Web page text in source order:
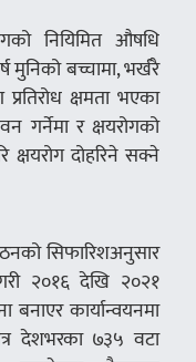
नियिमित औषधि
मुनिको बच्चामा, भर्खरै
क्षमता भएका
गर्नेमा र क्षयरोगको
दोहरिने सक्ने
सिफारिशअनुसार
२०१६ देखि २०२१
बनाएर कार्यान्वयनमा
देशभरका ७३५ वटा